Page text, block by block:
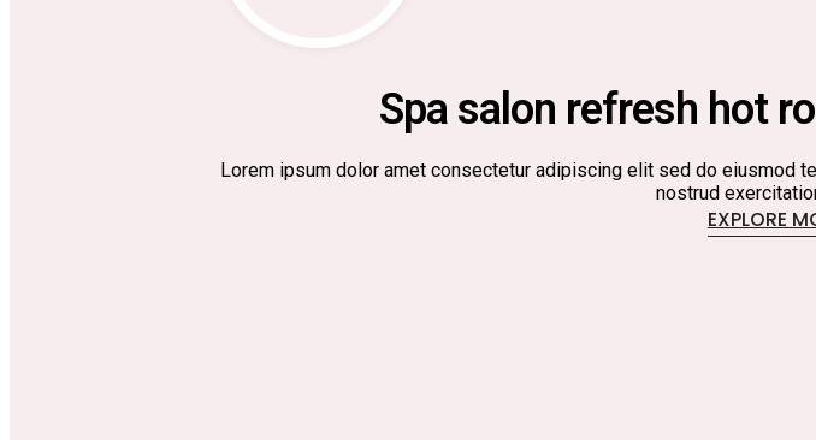
Spa salon refresh hot
Lorem ipsum dolor amet consectetur adipiscing elit sed do eiusmod
nostrud
EXPLORE